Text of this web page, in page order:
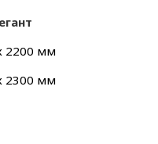
2200 мм
2300 мм